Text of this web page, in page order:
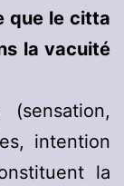
que le citta
la vacuité
intention
la